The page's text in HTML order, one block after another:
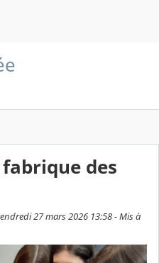
fabrique des
27 mars 2026 13:58 - Mis à